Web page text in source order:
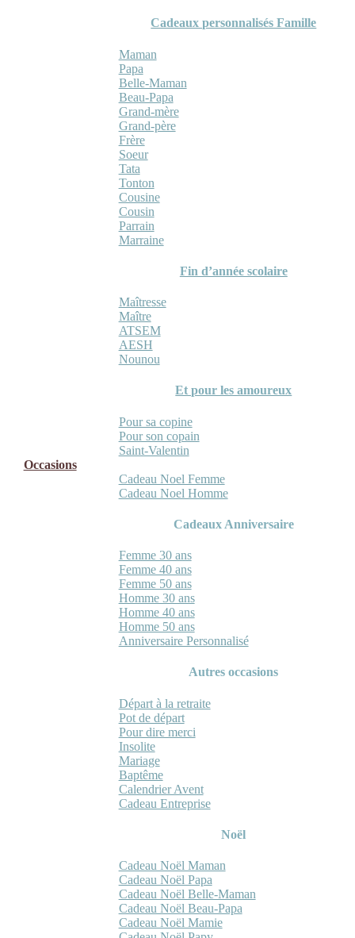
Cadeaux personnalisés Famille
Maman
Papa
Belle-Maman
Beau-Papa
Grand-mère
Grand-père
Frère
Soeur
Tata
Tonton
Cousine
Cousin
Parrain
Marraine
Fin d’année scolaire
Maîtresse
Maître
ATSEM
AESH
Nounou
Et pour les amoureux
Pour sa copine
Pour son copain
Saint-Valentin
Occasions
Cadeau Noel Femme
Cadeau Noel Homme
Cadeaux Anniversaire
Femme 30 ans
Femme 40 ans
Femme 50 ans
Homme 30 ans
Homme 40 ans
Homme 50 ans
Anniversaire Personnalisé
Autres occasions
Départ à la retraite
Pot de départ
Pour dire merci
Insolite
Mariage
Baptême
Calendrier Avent
Cadeau Entreprise
Noël
Cadeau Noël Maman
Cadeau Noël Papa
Cadeau Noël Belle-Maman
Cadeau Noël Beau-Papa
Cadeau Noël Mamie